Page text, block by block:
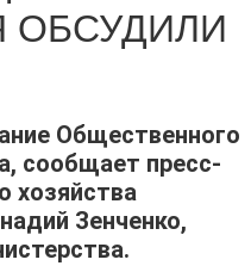
ОБСУДИЛИ
Общественного
сообщает пресс-
хозяйства
Зенченко,